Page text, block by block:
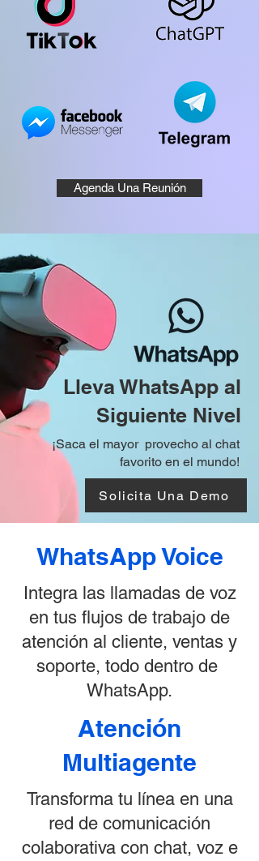
Agenda Una Reunión
Lleva WhatsApp al
Siguiente Nivel
¡Saca el mayor provecho al chat
favorito en el mundo!
Solicita Una Demo
WhatsApp Voice
Integra las llamadas de voz
en tus flujos de trabajo de
atención al cliente, ventas y
soporte, todo dentro de
WhatsApp.
Atención
Multiagente
Transforma tu línea en una
red de comunicación
colaborativa con chat, voz e